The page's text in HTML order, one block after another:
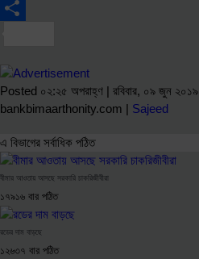
Email
Posted ০২:২৫ অপরাহ্ণ | রবিবার, ০৯ জুন ২০১৯
bankbimaarthonity.com | Sajeed
এ বিভাগের সর্বাধিক পঠিত
বীমার আওতায় আসছে সরকারি চাকরিজীবীরা
১৭৯১৬ বার পঠিত
রডের দাম বাড়ছে
১২৬৩৭ বার পঠিত